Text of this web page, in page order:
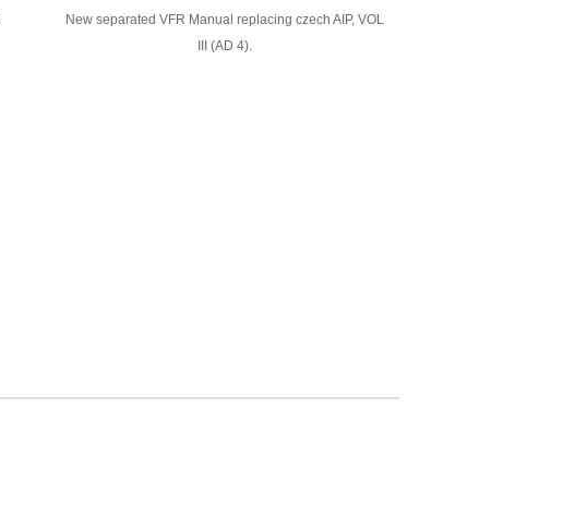
New separated VFR Manual replacing czech AIP, VOL
III (AD 4).